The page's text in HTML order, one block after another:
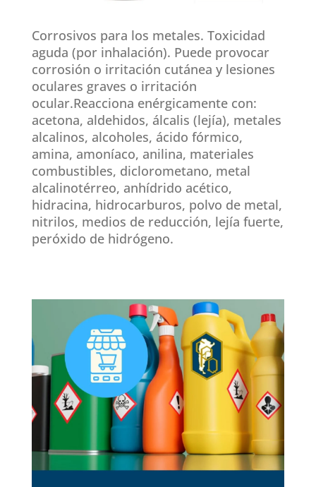
Corrosivos para los metales. Toxicidad
aguda (por inhalación). Puede provocar
corrosión o irritación cutánea y lesiones
oculares graves o irritación
ocular.Reacciona enérgicamente con:
acetona, aldehidos, álcalis (lejía), metales
alcalinos, alcoholes, ácido fórmico,
amina, amoníaco, anilina, materiales
combustibles, diclorometano, metal
alcalinotérreo, anhídrido acético,
hidracina, hidrocarburos, polvo de metal,
nitrilos, medios de reducción, lejía fuerte,
peróxido de hidrógeno.